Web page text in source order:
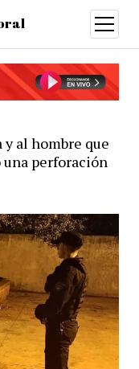
open
menu
y al hombre que
una perforación